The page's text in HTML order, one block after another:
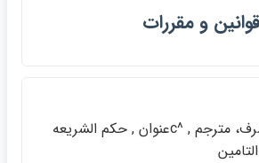
و مقررات
بلوچ، عبدالرحيم اشرف، مترجم , ^cعنوان , حكم الشريعه